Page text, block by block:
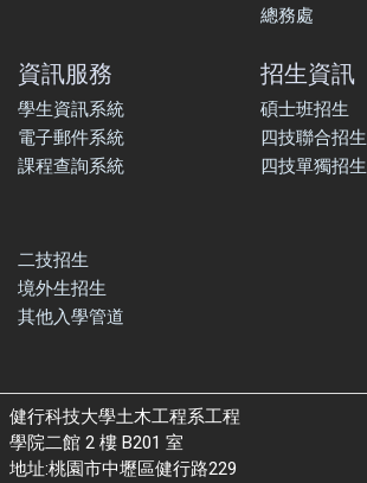
總務處
資訊服務
學生資訊系統
電子郵件系統
課程查詢系統
招生資訊
碩士班招生
四技聯合招生
四技單獨招生
二技招生
境外生招生
其他入學管道
健行科技大學土木工程系工程
學院二館 2 樓 B201 室
地址:桃園市中壢區健行路229